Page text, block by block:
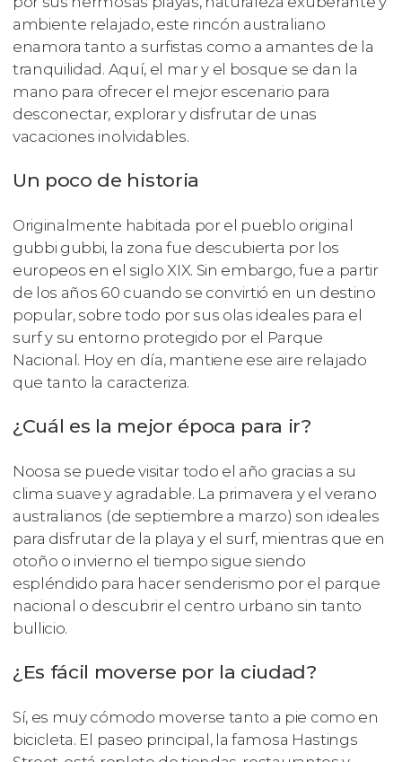
ambiente relajado, este rincón australiano
enamora tanto a surfistas como a amantes de la
tranquilidad. Aquí, el mar y el bosque se dan la
mano para ofrecer el mejor escenario para
desconectar, explorar y disfrutar de unas
vacaciones inolvidables.
Un poco de historia
Originalmente habitada por el pueblo original
gubbi gubbi, la zona fue descubierta por los
europeos en el siglo XIX. Sin embargo, fue a partir
de los años 60 cuando se convirtió en un destino
popular, sobre todo por sus olas ideales para el
surf y su entorno protegido por el Parque
Nacional. Hoy en día, mantiene ese aire relajado
que tanto la caracteriza.
¿Cuál es la mejor época para ir?
Noosa se puede visitar todo el año gracias a su
clima suave y agradable. La primavera y el verano
australianos (de septiembre a marzo) son ideales
para disfrutar de la playa y el surf, mientras que en
otoño o invierno el tiempo sigue siendo
espléndido para hacer senderismo por el parque
nacional o descubrir el centro urbano sin tanto
bullicio.
¿Es fácil moverse por la ciudad?
Sí, es muy cómodo moverse tanto a pie como en
bicicleta. El paseo principal, la famosa Hastings